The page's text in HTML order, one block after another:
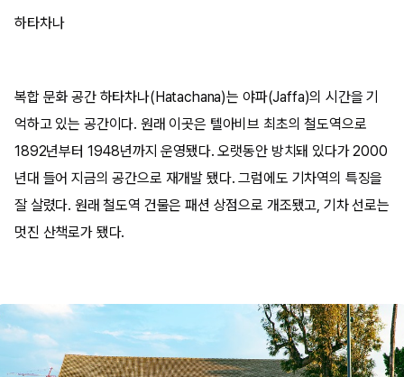
하타차나
복합 문화 공간 하타차나(Hatachana)는 야파(Jaffa)의 시간을 기
억하고 있는 공간이다. 원래 이곳은 텔아비브 최초의 철도역으로
1892년부터 1948년까지 운영됐다. 오랫동안 방치돼 있다가 2000
년대 들어 지금의 공간으로 재개발 됐다. 그럼에도 기차역의 특징을
잘 살렸다. 원래 철도역 건물은 패션 상점으로 개조됐고, 기차 선로는
멋진 산책로가 됐다.​